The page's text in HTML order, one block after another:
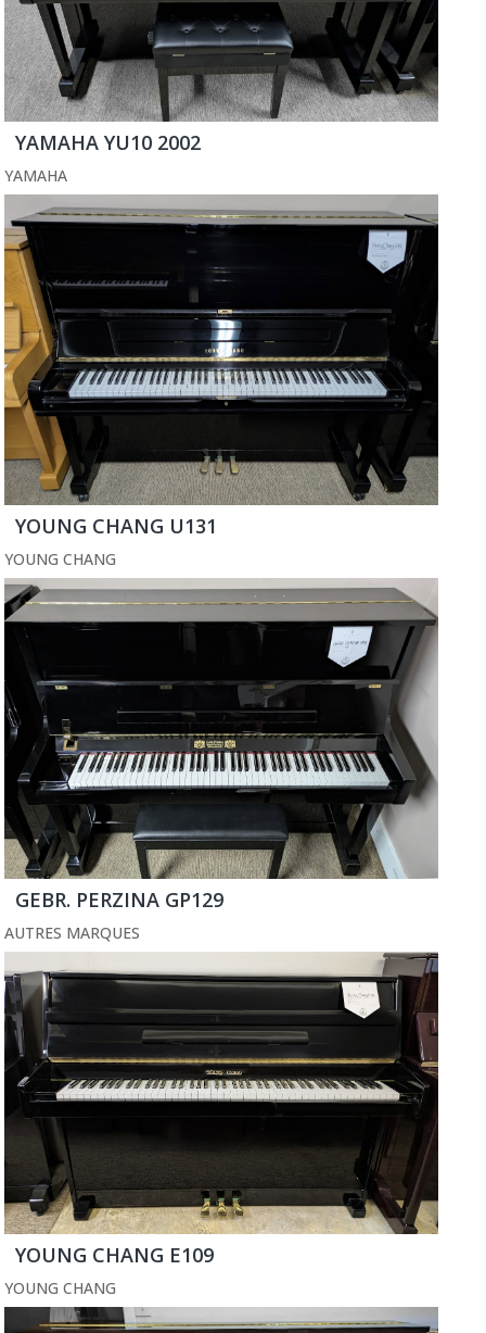
YAMAHA YU10 2002
YAMAHA
YOUNG CHANG U131
YOUNG CHANG
GEBR. PERZINA GP129
AUTRES MARQUES
YOUNG CHANG E109
YOUNG CHANG